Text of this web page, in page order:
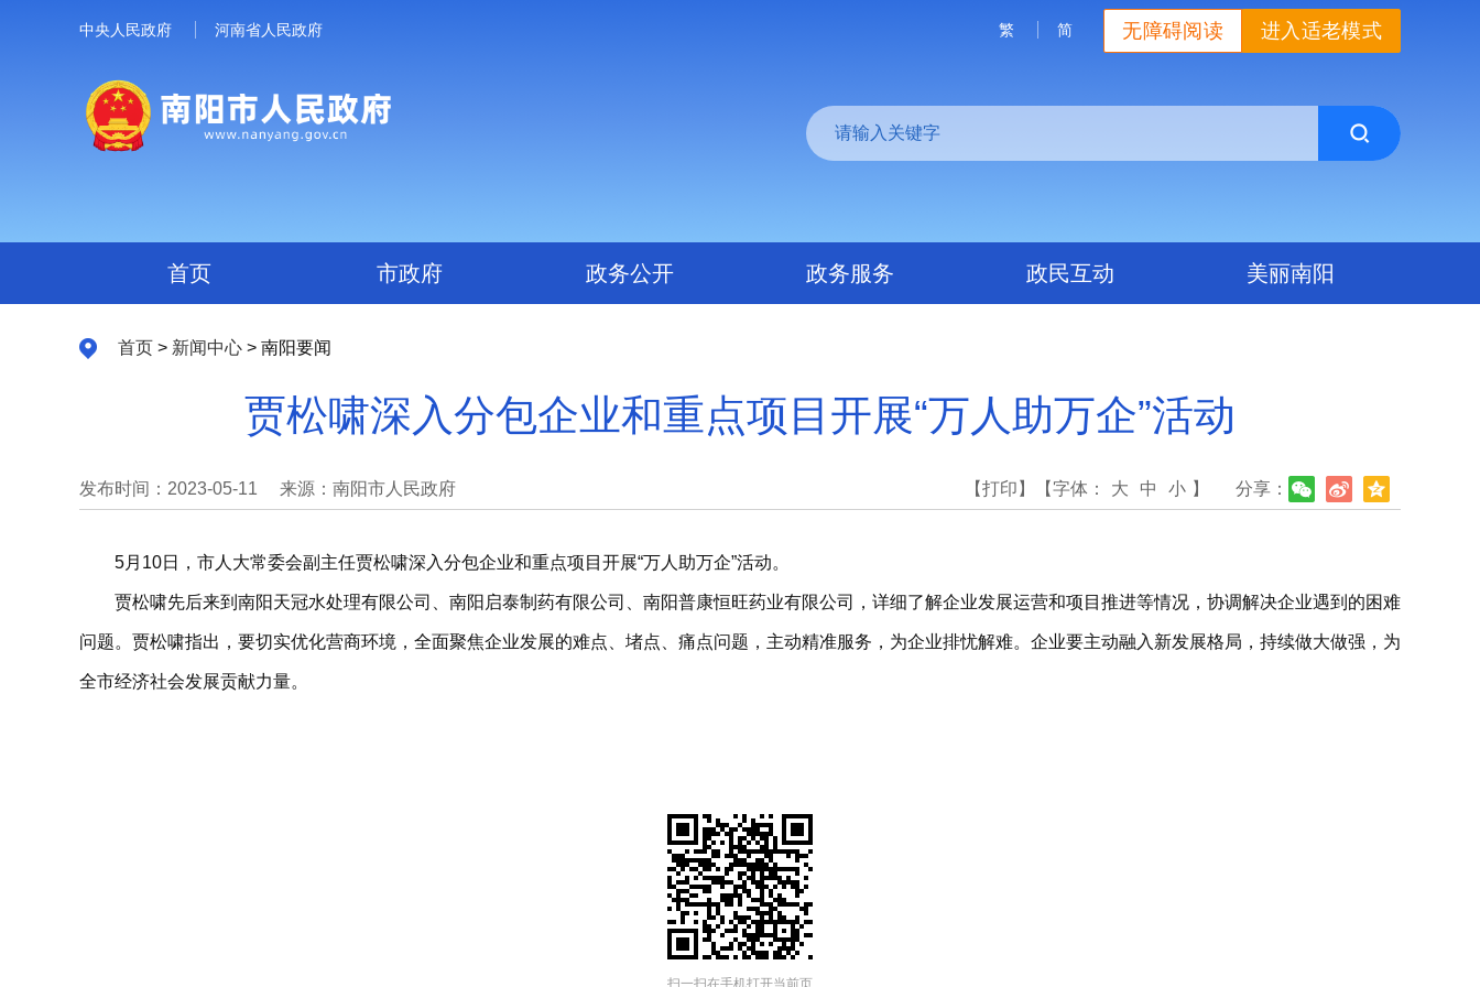
中央人民政府 河南省人民政府 进入适老模式
无障碍阅读
繁 简
首页 市政府 政务公开 政务服务 政民互动 美丽南阳
首页 > 新闻中心 > 南阳要闻
贾松啸深入分包企业和重点项目开展“万人助万企”活动
发布时间：2023-05-11 来源：南阳市人民政府 分享：
【打印】 【字体： 大 中 小 】
5月10日，市人大常委会副主任贾松啸深入分包企业和重点项目开展“万人助万企”活动。
贾松啸先后来到南阳天冠水处理有限公司、南阳启泰制药有限公司、南阳普康恒旺药业有限公司，详细了解企业发展运营和项目推进等情况，协调解决企业遇到的困难
问题。贾松啸指出，要切实优化营商环境，全面聚焦企业发展的难点、堵点、痛点问题，主动精准服务，为企业排忧解难。企业要主动融入新发展格局，持续做大做强，为
全市经济社会发展贡献力量。
扫一扫在手机打开当前页